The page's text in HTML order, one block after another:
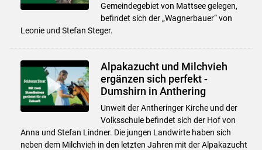
Gemeindegebiet von Mattsee gelegen,
befindet sich der „Wagnerbauer“ von
Leonie und Stefan Steger.
Alpakazucht und Milchvieh
ergänzen sich perfekt -
Dumshirn in Anthering
Unweit der Antheringer Kirche und der
Volksschule befindet sich der Hof von
Anna und Stefan Lindner. Die jungen Landwirte haben sich
neben dem Milchvieh in den letzten Jahren mit der Alpakazucht